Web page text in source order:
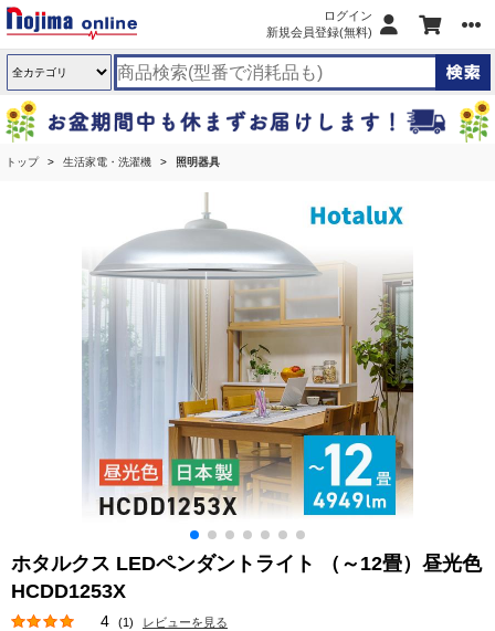
ログイン
新規会員登録(無料)
トップ 生活家電・洗濯機 照明器具
ホタルクス LEDペンダントライト （～12畳）昼光色
HCDD1253X
4 (1) レビューを見る